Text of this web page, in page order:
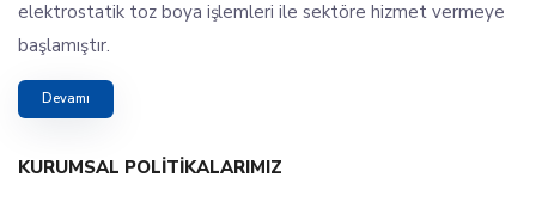
elektrostatik toz boya işlemleri ile sektöre hizmet vermeye
başlamıştır.
Devamı
KURUMSAL POLITIKALARIMIZ